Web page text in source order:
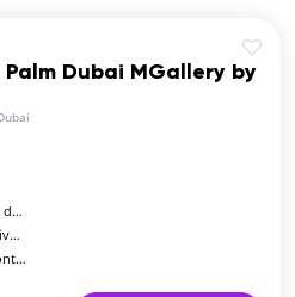
Dubai MGallery by